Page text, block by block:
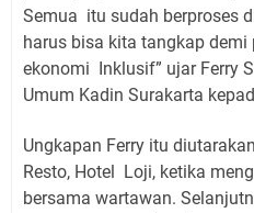
Semua itu sudah berproses
harus bisa kita tangkap
ekonomi
Inklusif” ujar Ferry
Umum Kadin Surakarta
Ungkapan Ferry itu
Resto, Hotel
Loji, ketika
bersama wartawan.